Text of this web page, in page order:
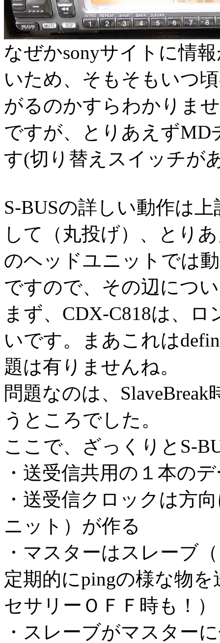
なぜかsonyサイトに情
いため、そもそもいつ
がるのかすらわかりま
ですが、とりあえず
す(切り替えスイッチが
S-BUSの詳しい動作は
して（丸投げ）、とり
のヘッドユニットでは
ですので、その辺につ
まず、CDX-C818は、
いです。まあこれは
題は有りませんね。
問題なのは、
うところでした。
ここで、ざっくりとS-
・送受信共用の１本の
・送受信クロックは方
ニット）が作る
・マスターはスレーブ
定期的にpingの様な物
セサリーＯＦＦ時も！）
・スレーブがマスター